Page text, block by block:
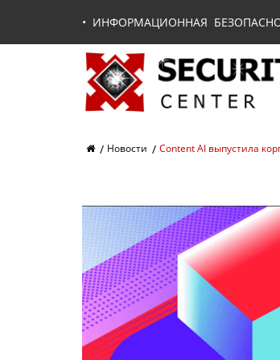
• ИНФОРМАЦИОННАЯ
Новости Content AI выпустила